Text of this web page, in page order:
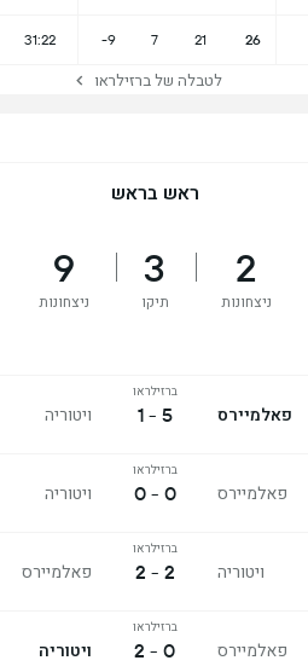
26
21
7
-9
31:22
לטבלה של ברזילראו
ראש בראש
2
ניצחונות
3
תיקו
9
ניצחונות
פאלמיירס
ברזילראו
5 - 1 ויטוריה
פאלמיירס
ברזילראו
0 - 0 ויטוריה
ויטוריה
ברזילראו
2 - 2 פאלמיירס
פאלמיירס
ברזילראו
0 - 2 ויטוריה